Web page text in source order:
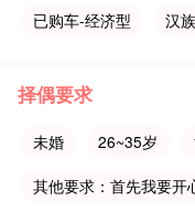
已购车-经济型
汉族
择偶要求
未婚 26~35岁
其他要求：首先我要开